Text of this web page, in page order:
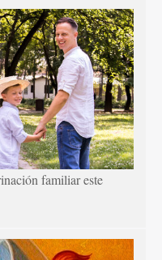
familiar este